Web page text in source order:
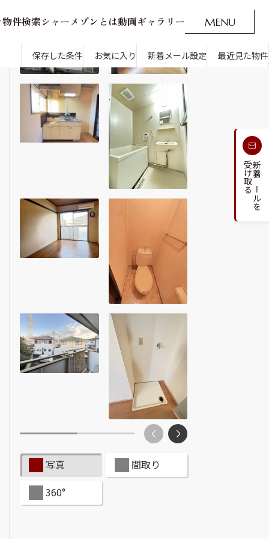
物件検索シ ャーメ ゾン とは動画ギャ ラ リ ー MENU
O
着メール設定 最近見た物件 CLOSE
通勤・通学時間から探す
人気のカテゴリから探す
ライフサポート
ス付き・シニア向け
イフ CLUB
トナー
新着メールを
受け取る
保存した条件 お気に入り 新着メール設定 最近見た物件
写真
間取り
360°